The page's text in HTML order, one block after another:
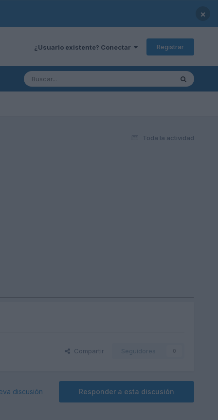
×
¿Usuario existente? Conectar Registrar
Toda la actividad
Compartir Seguidores 0
Responder a esta discusión
discusión